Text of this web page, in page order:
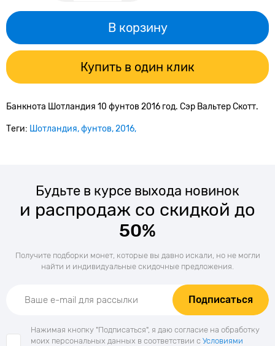
В корзину
Купить в один клик
Банкнота Шотландия 10 фунтов 2016 год. Сэр Вальтер Скотт.
Теги: Шотландия фунтов 2016
Будьте в курсе выхода новинок
и распродаж со скидкой до
50%
Получите подборки монет, которые вы давно искали, но не могли
найти и индивидуальные скидочные предложения.
Подписаться
Нажимая кнопку "Подписаться", я даю согласие на обработку
моих персональных данных в соответствии с Условиями